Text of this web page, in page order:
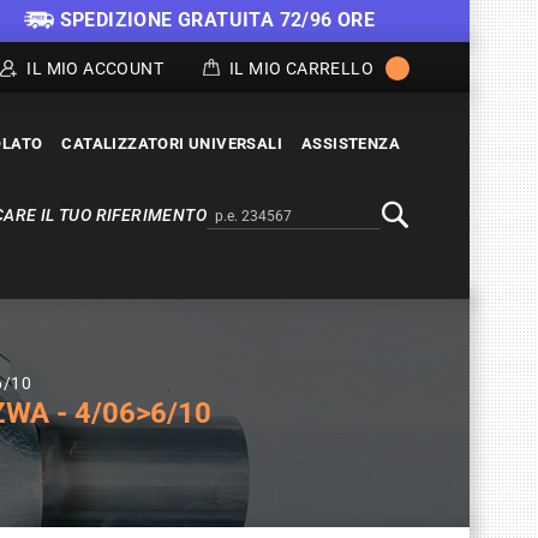
SPEDIZIONE GRATUITA 72/96 ORE
IL MIO ACCOUNT IL MIO CARRELLO
CATALIZZATORI UNIVERSALI ASSISTENZA
Alternativa a Doofinder
IL TUO RIFERIMENTO
10
- 4/06>6/10